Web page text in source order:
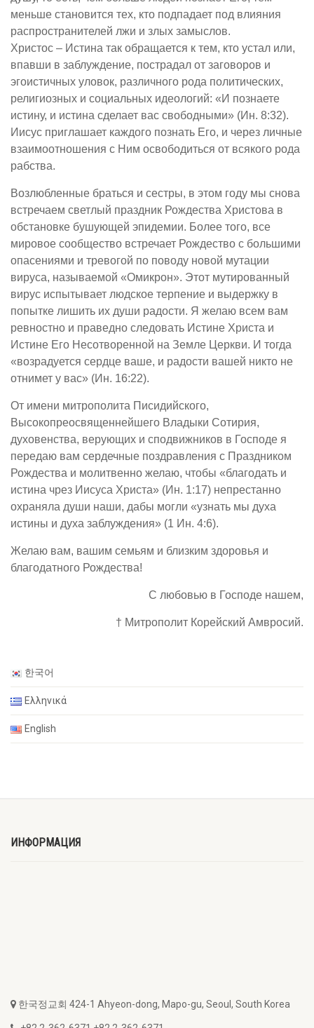
меньше становится тех, кто подпадает под влияния
распространителей лжи и злых замыслов.
Христос – Истина так обращается к тем, кто устал или,
впавши в заблуждение, пострадал от заговоров и
эгоистичных уловок, различного рода политических,
религиозных и социальных идеологий: «И познаете
истину, и истина сделает вас свободными» (Ин. 8:32).
Иисус приглашает каждого познать Его, и через личные
взаимоотношения с Ним освободиться от всякого рода
рабства.
Возлюбленные браться и сестры, в этом году мы снова
встречаем светлый праздник Рождества Христова в
обстановке бушующей эпидемии. Более того, все
мировое сообщество встречает Рождество с большими
опасениями и тревогой по поводу новой мутации
вируса, называемой «Омикрон». Этот мутированный
вирус испытывает людское терпение и выдержку в
попытке лишить их души радости. Я желаю всем вам
ревностно и праведно следовать Истине Христа и
Истине Его Несотворенной на Земле Церкви. И тогда
«возрадуется сердце ваше, и радости вашей никто не
отнимет у вас» (Ин. 16:22).
От имени митрополита Писидийского,
Высокопреосвященнейшего Владыки Сотирия,
духовенства, верующих и сподвижников в Господе я
передаю вам сердечные поздравления с Праздником
Рождества и молитвенно желаю, чтобы «благодать и
истина чрез Иисуса Христа» (Ин. 1:17) непрестанно
охраняла души наши, дабы могли «узнать мы духа
истины и духа заблуждения» (1 Ин. 4:6).
Желаю вам, вашим семьям и близким здоровья и
благодатного Рождества!
С любовью в Господе нашем,
† Митрополит Корейский Амвросий.
한국어
Ελληνικά
English
ИНФОРМАЦИЯ
한국정교회 424-1 Ahyeon-dong, Mapo-gu, Seoul, South Korea